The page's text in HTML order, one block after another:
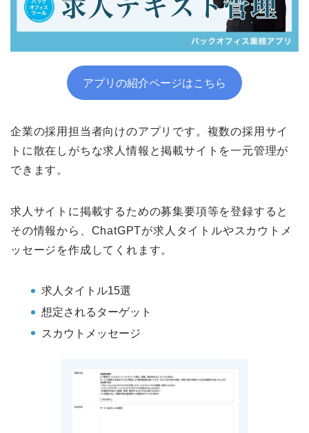
アプリの紹介ページはこちら
企業の採用担当者向けのアプリです。複数の採用サイ
トに散在しがちな求人情報と掲載サイトを一元管理が
できます。
求人サイトに掲載するための募集要項等を登録すると
その情報から、ChatGPTが求人タイトルやスカウトメ
ッセージを作成してくれます。
求人タイトル15選
想定されるターゲット
スカウトメッセージ